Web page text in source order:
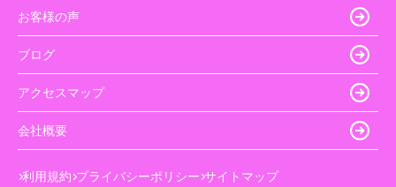
お客様の声
ブログ
アクセスマップ
会社概要
利用規約 プライバシーポリシー サイトマップ